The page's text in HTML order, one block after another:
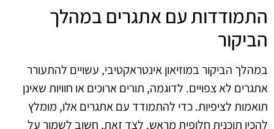
התמודדות עם אתגרים במהלך
הביקור
במהלך הביקור במוזיאון אינטראקטיבי, עשויים להתעורר
אתגרים לא צפויים. לדוגמה, תורים ארוכים או חוויות שאינן
תואמות לציפיות. כדי להתמודד עם אתגרים אלו, מומלץ
להכין תוכנית חלופית מראש. לצד זאת, חשוב לשמור על